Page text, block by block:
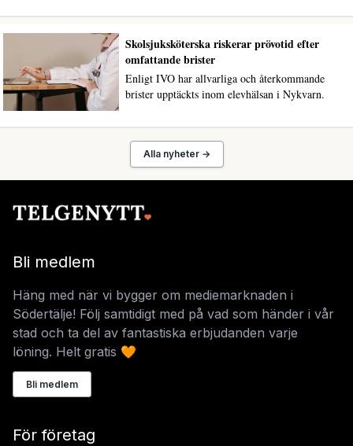
Skolsjuksköterska riskerar prövotid efter
omfattande brister
Enligt IVO har allvarliga och återkommande
brister upptäckts inom elevhälsan i Nykvarn.
Alla nyheter →
Bli medlem
Häng med när vi bygger om mediemarknaden i
Södertälje! Följ samtidigt med på vad som händer i vår
stad och ta del av fantastiska erbjudanden varje
löning. Helt gratis 🧡
Bli medlem
För företag